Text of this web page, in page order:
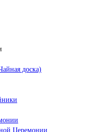
доска)
Церемонии